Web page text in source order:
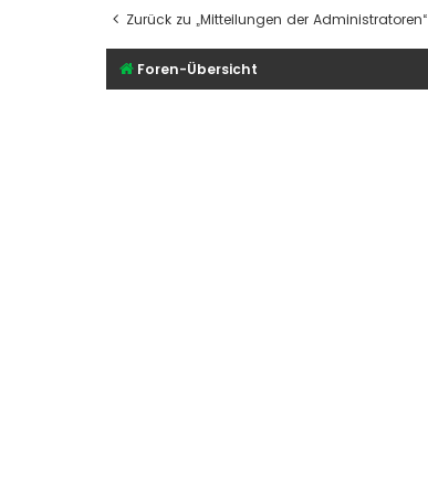
Zurück zu „Mitteilungen der Administratoren“
Foren-Übersicht